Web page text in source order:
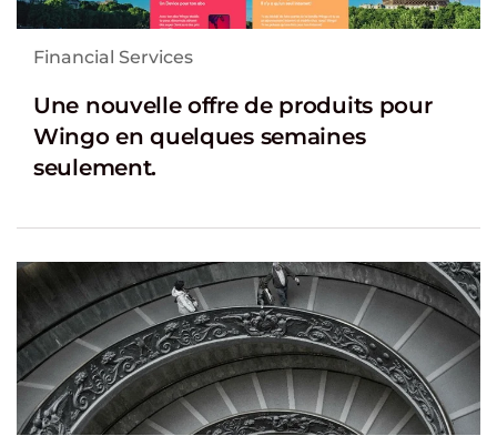
Financial Services
Une nouvelle offre de produits pour
Wingo en quelques semaines
seulement.